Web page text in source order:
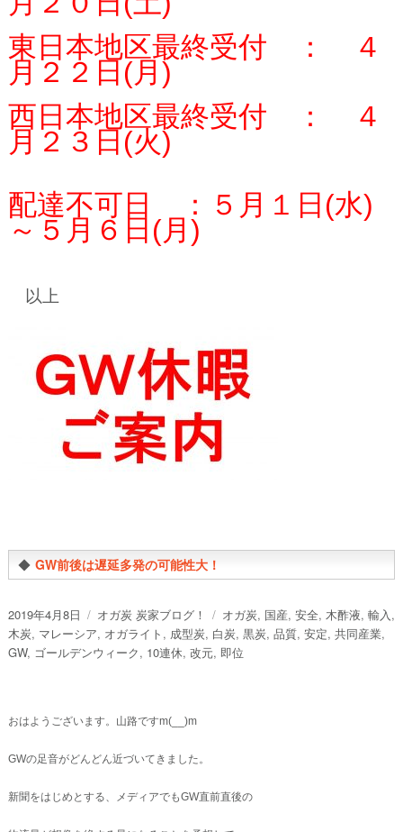
東日本地区最終受付 ： ４
月２２日(月)
西日本地区最終受付 ： ４
月２３日(火)
配達不可日 ：５月１日(水)
～５月６日(月)
以上
◆ GW前後は遅延多発の可能性大！
投
稿
日:
2019年4月8日
カ
テ
ゴ
オガ炭 炭家ブログ！
タ
グ
オガ炭, 国産, 安全, 木酢液, 輸入,
木炭, マレーシア, オガライト , 成型炭, 白炭, 黒炭, 品質, 安定, 共同産業,
GW, ゴールデンウィーク, 10連休, 改元, 即位
おはようございます。山路ですm(__)m
GWの足音がどんどん近づいてきました。
新聞をはじめとする、メディアでもGW直前直後の